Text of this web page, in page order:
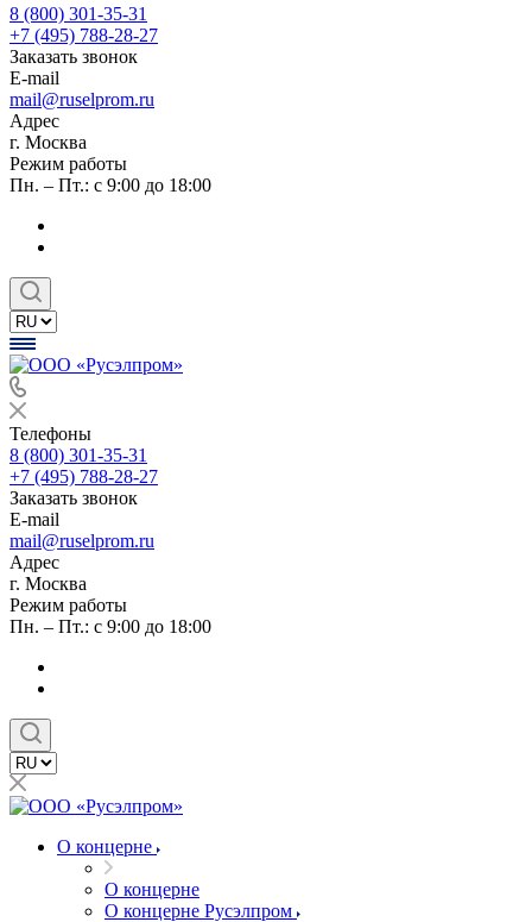
8 (800) 301-35-31
+7 (495) 788-28-27
Заказать звонок
E-mail
mail@ruselprom.ru
Адрес
г. Москва
Режим работы
Пн. – Пт.: с 9:00 до 18:00
Телефоны
8 (800) 301-35-31
+7 (495) 788-28-27
Заказать звонок
E-mail
mail@ruselprom.ru
Адрес
г. Москва
Режим работы
Пн. – Пт.: с 9:00 до 18:00
О концерне
О концерне
О концерне Русэлпром